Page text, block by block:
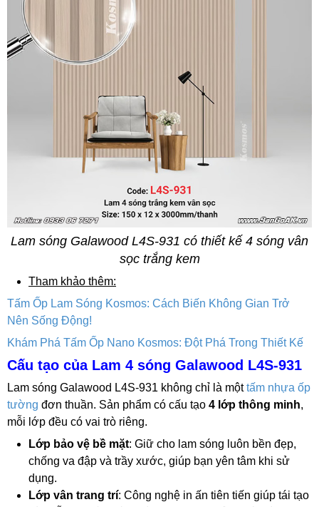
Lam sóng Galawood L4S-931 có thiết kế 4 sóng vân
sọc trắng kem
Tham khảo thêm:
Tấm Ốp Lam Sóng Kosmos: Cách Biến Không Gian Trở
Nên Sống Động!
Khám Phá Tấm Ốp Nano Kosmos: Đột Phá Trong Thiết Kế
Cấu tạo của Lam 4 sóng Galawood L4S-931
Lam sóng Galawood L4S-931 không chỉ là mộttấm nhựa ốp
tường đơn thuần. Sản phẩm có cấu tạo 4 lớp thông minh,
mỗi lớp đều có vai trò riêng.
Lớp bảo vệ bề mặt: Giữ cho lam sóng luôn bền đẹp,
chống va đập và trầy xước, giúp bạn yên tâm khi sử
dụng.
Lớp vân trang trí: Công nghệ in ấn tiên tiến giúp tái tạo